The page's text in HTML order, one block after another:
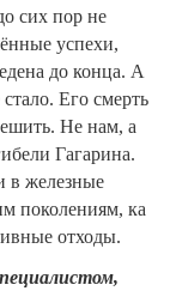
сих пор не
успехи,
до конца. А
Его смерть
Не нам, а
Гагарина.
в железные
поколениям, ка
отходы.